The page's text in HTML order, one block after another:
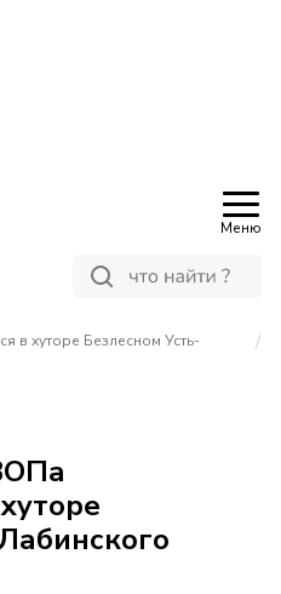
Меню
в хуторе Безлесном Усть-
/